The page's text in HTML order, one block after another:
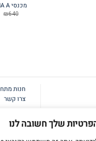
שלך חשובה לנו
מכנסי GAIA A שחור
₪640
חנות
צרו קשר